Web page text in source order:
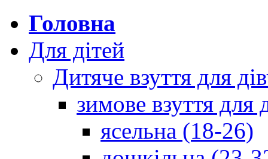
Головна
Для дітей
Дитяче взуття для
зимове взуття для
ясельна (18-26)